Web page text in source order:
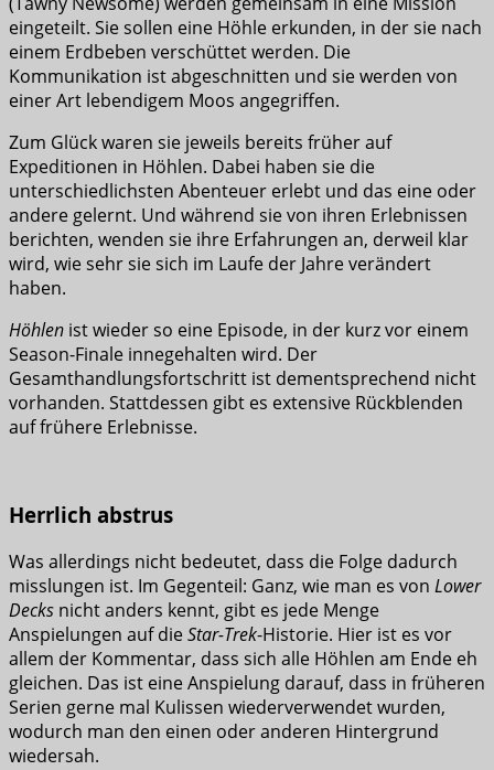
eingeteilt. Sie sollen eine Höhle erkunden, in der sie nach
einem Erdbeben verschüttet werden. Die
Kommunikation ist abgeschnitten und sie werden von
einer Art lebendigem Moos angegriffen.
Zum Glück waren sie jeweils bereits früher auf
Expeditionen in Höhlen. Dabei haben sie die
unterschiedlichsten Abenteuer erlebt und das eine oder
andere gelernt. Und während sie von ihren Erlebnissen
berichten, wenden sie ihre Erfahrungen an, derweil klar
wird, wie sehr sie sich im Laufe der Jahre verändert
haben.
Höhlen ist wieder so eine Episode, in der kurz vor einem
Season-Finale innegehalten wird. Der
Gesamthandlungsfortschritt ist dementsprechend nicht
vorhanden. Stattdessen gibt es extensive Rückblenden
auf frühere Erlebnisse.
Herrlich abstrus
Was allerdings nicht bedeutet, dass die Folge dadurch
misslungen ist. Im Gegenteil: Ganz, wie man es von Lower
Decks nicht anders kennt, gibt es jede Menge
Anspielungen auf dieStar-Trek-Historie. Hier ist es vor
allem der Kommentar, dass sich alle Höhlen am Ende eh
gleichen. Das ist eine Anspielung darauf, dass in früheren
Serien gerne mal Kulissen wiederverwendet wurden,
wodurch man den einen oder anderen Hintergrund
wiedersah.